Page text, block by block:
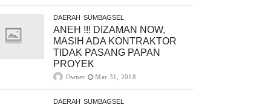
DAERAH SUMBAGSEL
ANEH !!! DIZAMAN NOW,
MASIH ADA KONTRAKTOR
TIDAK PASANG PAPAN
PROYEK
Owner Mar 31, 2018
DAERAH SUMBAGSEL